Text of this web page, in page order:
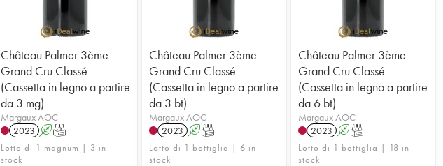
Château Palmer 3ème
Grand Cru Classé
(Cassetta in legno a partire
da 3 mg)
Margaux AOC
2023 AT
Lotto di 1 magnum | 3 in
stock
Château Palmer 3ème
Grand Cru Classé
(Cassetta in legno a partire
da 3 bt)
Margaux AOC
2023 AT
Lotto di 1 bottiglia | 6 in
stock
Château Palmer 3ème
Grand Cru Classé
(Cassetta in legno a partire
da 6 bt)
Margaux AOC
2023 AT
Lotto di 1 bottiglia | 18 in
stock